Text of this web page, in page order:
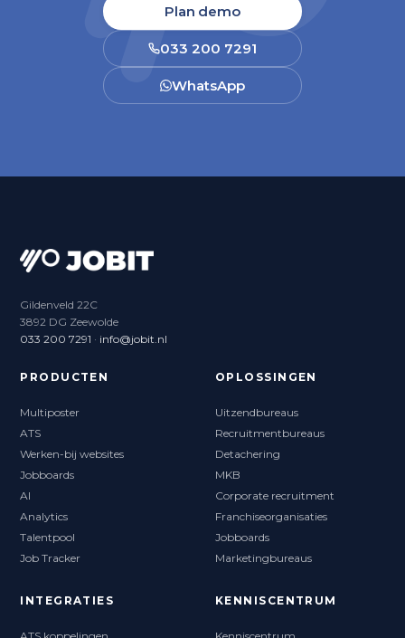
Plan demo
033 200 7291
WhatsApp
Gildenveld 22C
3892 DG Zeewolde
033 200 7291 · info@jobit.nl
PRODUCTEN
Multiposter
ATS
Werken-bij websites
Jobboards
AI
Analytics
Talentpool
Job Tracker
OPLOSSINGEN
Uitzendbureaus
Recruitmentbureaus
Detachering
MKB
Corporate recruitment
Franchiseorganisaties
Jobboards
Marketingbureaus
INTEGRATIES KENNISCENTRUM